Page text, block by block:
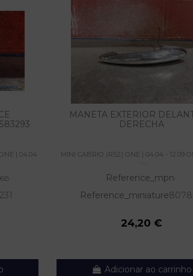
| 04.04
MANETA EXTERIOR
DERECHA
MINI CABRIO (R52) ONE | 04.04 - 12.09
-...
Reference_mpn-
Reference_miniature
24,20 €
Adicionar ao carrinho